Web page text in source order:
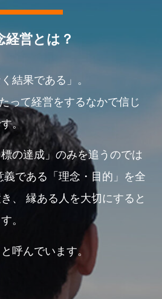
経営とは？
結果である」。
て経営をするなかで信じ
。
の達成」のみを追うのでは
である「理念・目的」を全
、
縁ある人を大切にすると
。
呼んでいます。